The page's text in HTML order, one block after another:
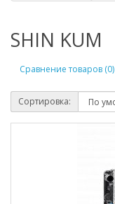
SHIN KUM
Сравнение товаров (0)
Сортировка: